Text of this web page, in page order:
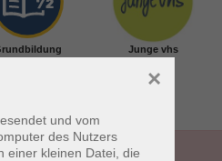
Junge vhs
und vom
des Nutzers
einer kleinen Datei, die
×